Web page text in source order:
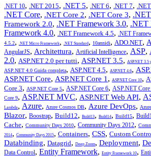
.NET 10, .NET 2015, .NET 5, .NET 6, .NET 7,
.NET Core, .NET Core 2, .NET Core 3,
Framework 2.0, .NET Framework 3.0, .NET
Framework 4.0, .NET Framework 4.5, .NET
4.5.2, .NET Micro Framework, .NET Standard , 10annidi, ADO.NET,
AngularJS, Architettura, Artificial Intelligence, ASP,
2.0, ASP.NET 2.0 per tutti, ASP.NET 3.5, ASP.NET 3.5
ASP.NET 4.0 Guida completa, ASP.NET 4.5, ASP.NET 4.6,
ASP.NET Core, ASP.NET Core 1 , ASP.NET Core 10,
Core 3, ASP.NET Core 5, ASP.NET Core 6, ASP.NET Core
Core 9, ASP.NET MVC, ASP.NET Web API,
Lambda , Azure, Azure Cosmos DB, Azure DevOps,
Blazor, Boostrap, Build12, Build13, Build14, Build15,
Cache, Community Days 2010, Community Days 2012,
2014, Community Days 2015, Containers, CSS, Custom
Databinding, Datagrid, Deep Zoom, Deployment,
Data Control, Entity Framework, Entity Framework 10,